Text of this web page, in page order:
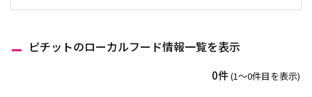
ピチットのローカルフード情報一覧を表示
0件(1〜0件目を表示)